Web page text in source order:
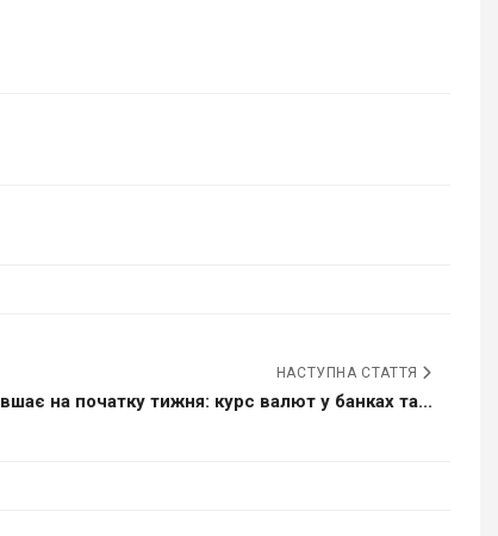
НАСТУПНА СТАТТЯ
на початку тижня: курс валют у банках та...